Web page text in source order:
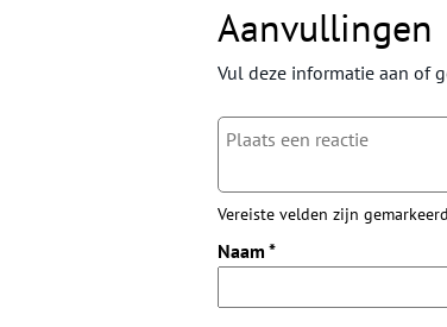
Aanvullingen
Vul deze informatie aan of
Vereiste velden zijn
Naam *